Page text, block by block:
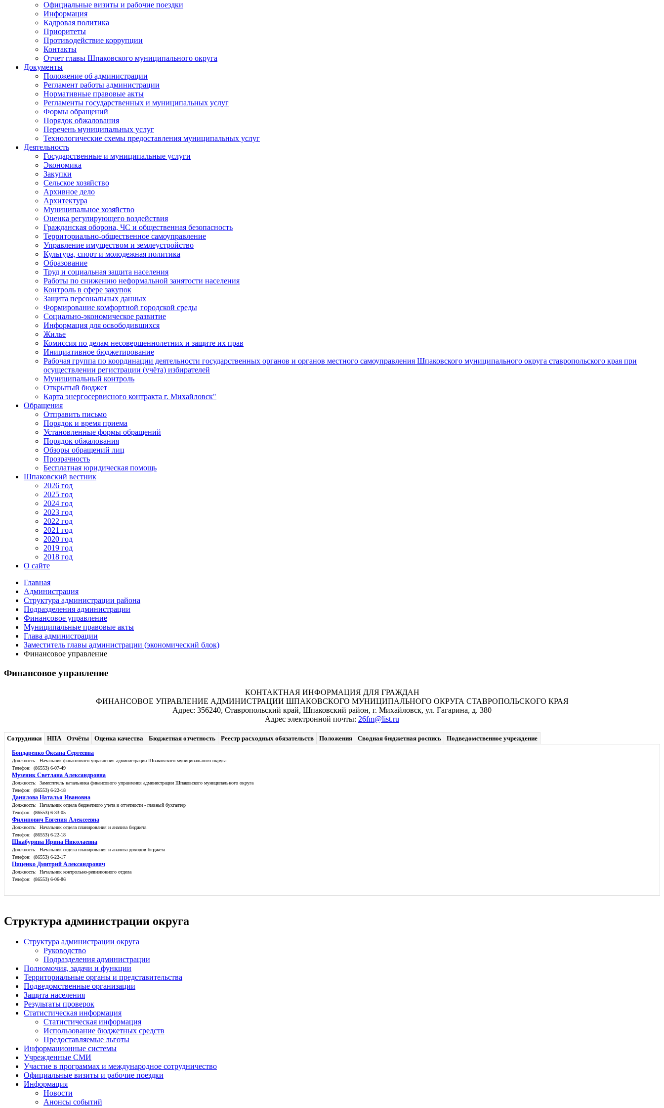
Официальные визиты и рабочие поездки
Информация
Кадровая политика
Приоритеты
Противодействие коррупции
Контакты
Отчет главы Шпаковского муниципального округа
Документы
Положение об администрации
Регламент работы администрации
Нормативные правовые акты
Регламенты государственных и муниципальных услуг
Формы обращений
Порядок обжалования
Перечень муниципальных услуг
Технологические схемы предоставления муниципальных услуг
Деятельность
Государственные и муниципальные услуги
Экономика
Закупки
Сельское хозяйство
Архивное дело
Архитектура
Муниципальное хозяйство
Оценка регулирующего воздействия
Гражданская оборона, ЧС и общественная безопасность
Территориально-общественное самоуправление
Управление имуществом и землеустройство
Культура, спорт и молодежная политика
Образование
Труд и социальная защита населения
Работы по снижению неформальной занятости населения
Контроль в сфере закупок
Защита персональных данных
Формирование комфортной городской среды
Социально-экономическое развитие
Информация для освободившихся
Жилье
Комиссия по делам несовершеннолетних и защите их прав
Инициативное бюджетирование
Рабочая группа по координации деятельности государственных органов и органов местного самоуправления Шпаковского муниципального округа ставропольского края при
осуществлении регистрации (учёта) избирателей
Муниципальный контроль
Открытый бюджет
Карта энергосервисного контракта г. Михайловск"
Обращения
Отправить письмо
Порядок и время приема
Установленные формы обращений
Порядок обжалования
Обзоры обращений лиц
Прозрачность
Бесплатная юридическая помощь
Шпаковский вестник
2026 год
2025 год
2024 год
2023 год
2022 год
2021 год
2020 год
2019 год
2018 год
О сайте
Главная
Администрация
Структура администрации района
Подразделения администрации
Финансовое управление
Муниципальные правовые акты
Глава администрации
Заместитель главы администрации (экономический блок)
Финансовое управление
Финансовое управление
КОНТАКТНАЯ ИНФОРМАЦИЯ ДЛЯ ГРАЖДАН
ФИНАНСОВОЕ УПРАВЛЕНИЕ АДМИНИСТРАЦИИ ШПАКОВСКОГО МУНИЦИПАЛЬНОГО ОКРУГА СТАВРОПОЛЬСКОГО КРАЯ
Адрес: 356240, Ставропольский край, Шпаковский район, г. Михайловск, ул. Гагарина, д. 380
Адрес электронной почты: 26fm@list.ru
Сотрудники НПА Отчёты Оценка качества Бюджетная отчетность Реестр расходных обязательств Положения Сводная бюджетная роспись Подведомственное учреждение
Бондаренко Оксана Сергеевна
Должность: Начальник финансового управления администрации Шпаковского муниципального округа
Телефон: (86553) 6-07-49
Музеник Светлана Александровна
Должность: Заместитель начальника финансового управления администрации Шпаковского муниципального округа
Телефон: (86553) 6-22-18
Данилова Наталья Ивановна
Должность: Начальник отдела бюджетного учета и отчетности - главный бухгалтер
Телефон: (86553) 6-33-05
Филипович Евгения Алексеевна
Должность: Начальник отдела планирования и анализа бюджета
Телефон: (86553) 6-22-18
Шкабурина Ирина Николаевна
Должность: Начальник отдела планирования и анализа доходов бюджета
Телефон: (86553) 6-22-17
Пиценко Дмитрий Александрович
Должность: Начальник контрольно-ревизионного отдела
Телефон: (86553) 6-06-86
Структура администрации округа
Структура администрации округа
Руководство
Подразделения администрации
Полномочия, задачи и функции
Территориальные органы и представительства
Подведомственные организации
Защита населения
Результаты проверок
Статистическая информация
Статистическая информация
Использование бюджетных средств
Предоставляемые льготы
Информационные системы
Учрежденные СМИ
Участие в программах и международное сотрудничество
Официальные визиты и рабочие поездки
Информация
Новости
Анонсы событий